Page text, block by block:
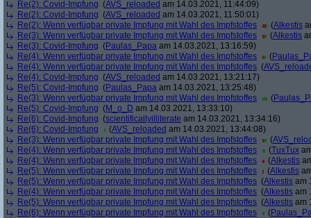
Re(2): Covid-Impfung (AVS_reloaded am 14.03.2021, 11:44:09)
Re(2): Covid-Impfung (AVS_reloaded am 14.03.2021, 11:50:01)
Re(2): Wenn verfügbar private Impfung mit Wahl des Impfstoffes
(Alkestis
Re(3): Wenn verfügbar private Impfung mit Wahl des Impfstoffes
(Alkestis
Re(3): Covid-Impfung (Paulas_Papa am 14.03.2021, 13:16:59)
Re(4): Wenn verfügbar private Impfung mit Wahl des Impfstoffes
(
Re(4): Wenn verfügbar private Impfung mit Wahl des Impfstoffes (
Re(4): Covid-Impfung (AVS_reloaded am 14.03.2021, 13:21:17)
Re(5): Covid-Impfung (Paulas_Papa am 14.03.2021, 13:25:48)
Re(3): Wenn verfügbar private Impfung mit Wahl des Impfstoffes
(
Re(5): Covid-Impfung (M_o_D am 14.03.2021, 13:33:10)
Re(6): Covid-Impfung (scientificallyilliterate am 14.03.2021, 13:34:16)
Re(6): Covid-Impfung
(AVS_reloaded am 14.03.2021, 13:44:08)
Re(3): Wenn verfügbar private Impfung mit Wahl des Impfstoffes
(
Re(4): Wenn verfügbar private Impfung mit Wahl des Impfstoffes
(TuxTux
Re(4): Wenn verfügbar private Impfung mit Wahl des Impfstoffes
(Alkestis
Re(5): Wenn verfügbar private Impfung mit Wahl des Impfstoffes
(Alkestis
Re(5): Wenn verfügbar private Impfung mit Wahl des Impfstoffes (Alkestis am
Re(4): Wenn verfügbar private Impfung mit Wahl des Impfstoffes (Alkestis am
Re(5): Wenn verfügbar private Impfung mit Wahl des Impfstoffes (Alkestis am
Re(6): Wenn verfügbar private Impfung mit Wahl des Impfstoffes
(